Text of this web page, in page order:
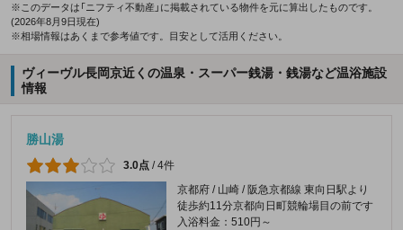
※このデータは「ニフティ不動産」に掲載されている物件を元に算出したものです。
(2026年8月9日現在)
※相場情報はあくまで参考値です。目安として活用ください。
ヴィーヴル長岡京近くの温泉・スーパー銭湯・銭湯など温浴施設
情報
勝山湯
3.0点 /4件
京都府 / 山崎 / 阪急京都線 東向日駅より
徒歩約11分京都向日町競輪場目の前です
入浴料金：510円～